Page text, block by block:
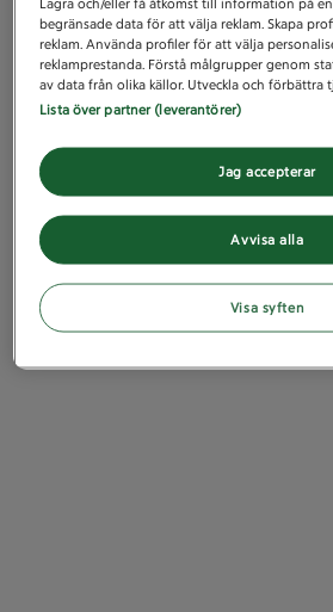
Lagra och/eller få åtkomst till information på
begränsade data för att välja reklam. Skapa
reklam. Använda profiler för att välja
reklamprestanda. Förstå målgrupper genom
av data från olika källor. Utveckla och förbättra
Lista över partner (leverantörer)
Avvisa alla
Jag accepterar
Visa syften